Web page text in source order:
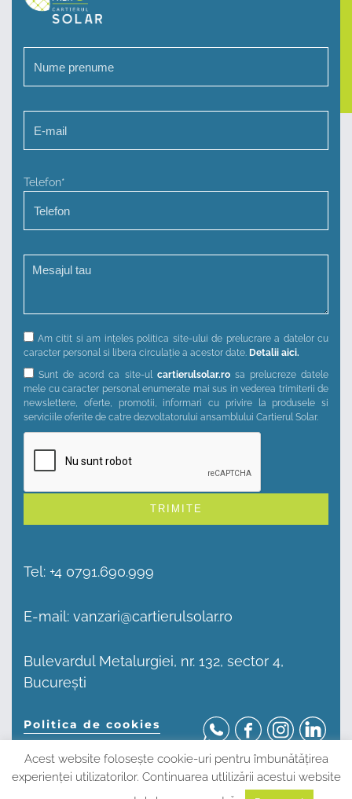
Telefon*
Am citit si am ințeles politica site-ului de prelucrare a datelor cu
caracter personal si libera circulație a acestor date. Detalii aici.
Sunt de acord ca site-ul cartierulsolar.rosa prelucreze datele
mele cu caracter personal enumerate mai sus in vederea trimiterii de
newslettere, oferte, promotii, informari cu privire la produsele si
serviciile oferite de catre dezvoltatorului ansamblului Cartierul Solar.
Tel: +4 0791.690.999
E-mail: vanzari@cartierulsolar.ro
Bulevardul Metalurgiei, nr. 132, sector 4,
București
Politica de cookies
© CARTIERUL SOLAR 2026
Acest website este protejat de reCAPTCHA și Google. Pentru mai
Acest website folosește cookie-uri pentru îmbunătățirea
experienței utilizatorilor. Continuarea utlilizării acestui website